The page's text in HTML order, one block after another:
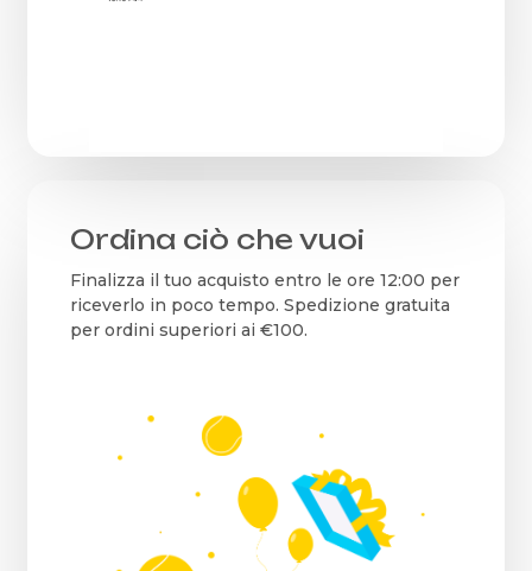
Ordina ciò che vuoi
Finalizza il tuo acquisto entro le ore 12:00 per
riceverlo in poco tempo. Spedizione gratuita
per ordini superiori ai €100.